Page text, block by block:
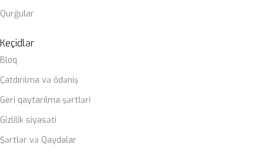
Qurğular
Keçidlər
Bloq
Çatdırılma və ödəniş
Geri qaytarılma şərtləri
Gizlilik siyasəti
Şərtlər və Qaydalar